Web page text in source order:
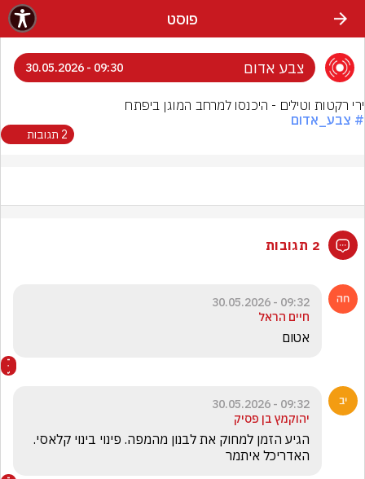
פוסט
צבע אדום 09:30 - 30.05.2026
ירי רקטות וטילים - היכנסו למרחב המוגן ביפתח
# צבע_אדום
2 תגובות
2 תגובות
09:32 - 30.05.2026
חיים הראל
אטום
09:32 - 30.05.2026
יהוקמץ בן פסיק
האדריכל איתמר